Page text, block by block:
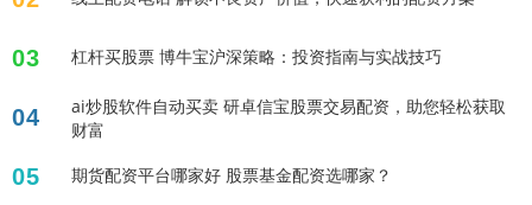
03 杠杆买股票 博牛宝沪深策略：投资指南与实战技巧
04
ai炒股软件自动买卖 研卓信宝股票交易配资，助您轻松获取
财富
05 期货配资平台哪家好 股票基金配资选哪家？